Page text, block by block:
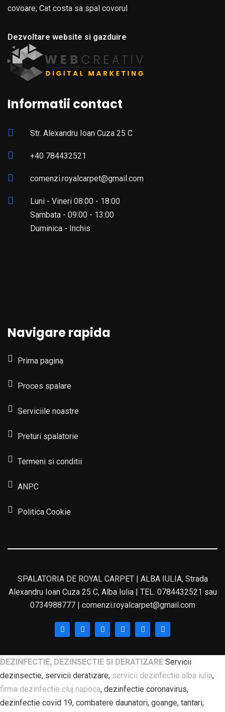
covoare, Cat costa sa spal covorul
Dezvoltare website si gazduire
Informatii contact
Str. Alexandru Ioan Cuza 25 C
+40 784432521
comenzi.royalcarpet@gmail.com
Luni - Vineri 08:00 - 18:00
Sambata - 09:00 - 13:00
Duminica - Inchis
Navigare rapida
Prima pagina
Proces spalare
Serviciile noastre
Preturi spalatorie
Termeni si conditii
ANPC
Politica Cookie
SPALATORIA DE ROYAL CARPET | ALBA IULIA, Strada
Alexandru Ioan Cuza 25 C, Alba Iulia | TEL. 0784432521 sau
0734988777 | comenzi.royalcarpet@gmail.com
DEZINFECTIE, DEZINSECTIE SI DERATIZARE Servicii
dezinsectie, servicii deratizare, servicii dezinfectie alba iulia,
firma dezinfectie cluj napoca, dezinfectie coronavirus,
dezinfectie covid 19, combatere daunatori, goange, tantari,